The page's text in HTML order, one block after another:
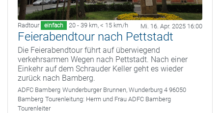
Radtour einfach 20 - 39 km, < 15 km/h Mi. 16. Apr. 2025 16:00
Feierabendtour nach Pettstadt
Die Feierabendtour führt auf überwiegend
verkehrsarmen Wegen nach Pettstadt. Nach einer
Einkehr auf dem Schrauder Keller geht es wieder
zurück nach Bamberg.
ADFC Bamberg Wunderburger Brunnen, Wunderburg 4 96050
Bamberg Tourenleitung: Herrn und Frau ADFC Bamberg
Tourenleiter